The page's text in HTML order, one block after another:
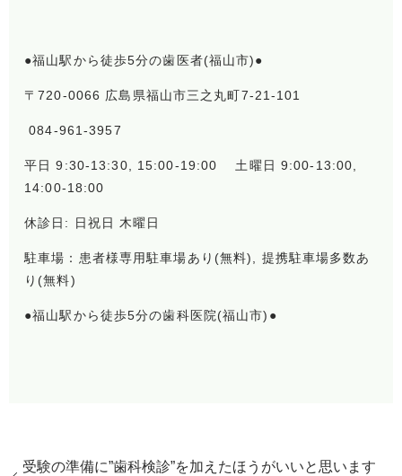
●福山駅から徒歩5分の歯医者(福山市)●
〒720-0066 広島県福山市三之丸町7-21-101
084-961-3957
平日 9:30-13:30, 15:00-19:00 土曜日 9:00-13:00,
14:00-18:00
休診日: 日祝日 木曜日
駐車場：患者様専用駐車場あり(無料), 提携駐車場多数あ
り(無料)
●福山駅から徒歩5分の歯科医院(福山市)●
受験の準備に”歯科検診”を加えたほうがいいと思います